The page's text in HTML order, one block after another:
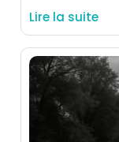
Lire la suite